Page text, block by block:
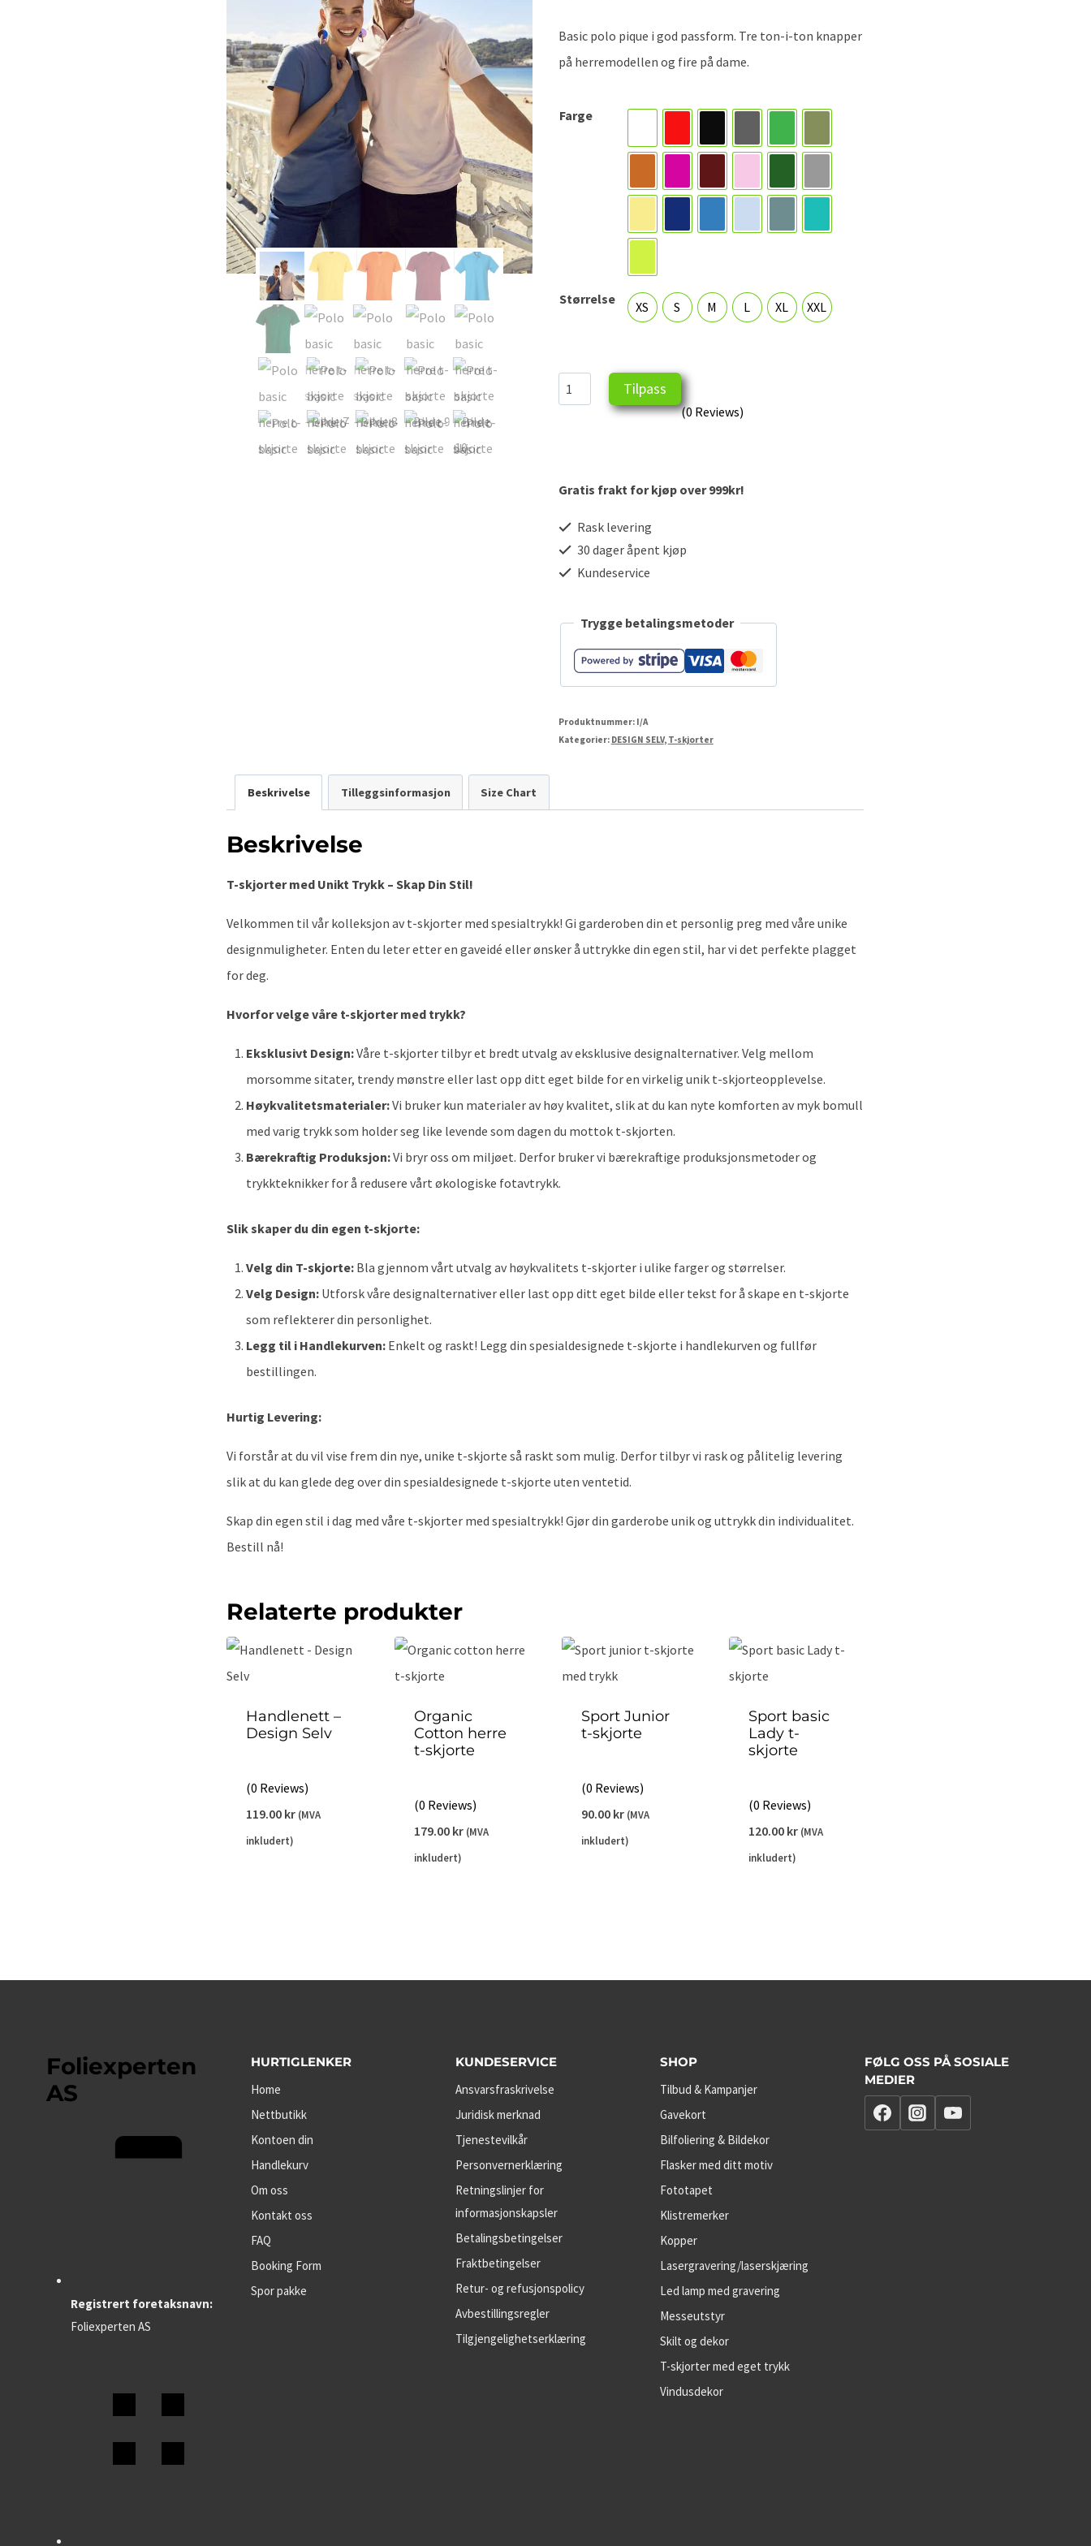
Basic polo pique i god passform. Tre ton-i-ton knapper
på herremodellen og fire på dame.
Farge
Hvit
Rød Svart AnthraciteApple greenArmy green
Blood Orange
Bright cerise
BurgundCandy PinkFlaskegrønnGrey melange
LemonNavy blåRoyal blueSoft blueSteel blue
Turkis
Visibility green
Størrelse
XS
XS
S
S
M
M
L
L
XL
XL
XXL
XXL
Polo
skjorte
Tilpass
(0 Reviews)
Gratis frakt for kjøp over 999kr!
Rask levering
30 dager åpent kjøp
Kundeservice
Trygge betalingsmetoder
Produktnummer: I/A
Kategorier: DESIGN SELV, T-skjorter
Beskrivelse Tilleggsinformasjon Size Chart
Beskrivelse
T-skjorter med Unikt Trykk – Skap Din Stil!
Velkommen til vår kolleksjon av t-skjorter med spesialtrykk! Gi garderoben din et personlig preg med våre unike
designmuligheter. Enten du leter etter en gaveidé eller ønsker å uttrykke din egen stil, har vi det perfekte plagget
for deg.
Hvorfor velge våre t-skjorter med trykk?
Eksklusivt Design:Våre t-skjorter tilbyr et bredt utvalg av eksklusive designalternativer. Velg mellom
morsomme sitater, trendy mønstre eller last opp ditt eget bilde for en virkelig unik t-skjorteopplevelse.
Høykvalitetsmaterialer:Vi bruker kun materialer av høy kvalitet, slik at du kan nyte komforten av myk bomull
med varig trykk som holder seg like levende som dagen du mottok t-skjorten.
Bærekraftig Produksjon:Vi bryr oss om miljøet. Derfor bruker vi bærekraftige produksjonsmetoder og
trykkteknikker for å redusere vårt økologiske fotavtrykk.
Slik skaper du din egen t-skjorte:
Velg din T-skjorte: Bla gjennom vårt utvalg av høykvalitets t-skjorter i ulike farger og størrelser.
Velg Design: Utforsk våre designalternativer eller last opp ditt eget bilde eller tekst for å skape en t-skjorte
som reflekterer din personlighet.
Legg til i Handlekurven: Enkelt og raskt! Legg din spesialdesignede t-skjorte i handlekurven og fullfør
bestillingen.
Hurtig Levering:
Vi forstår at du vil vise frem din nye, unike t-skjorte så raskt som mulig. Derfor tilbyr vi rask og pålitelig levering
slik at du kan glede deg over din spesialdesignede t-skjorte uten ventetid.
Skap din egen stil i dag med våre t-skjorter med spesialtrykk! Gjør din garderobe unik og uttrykk din individualitet.
Bestill nå!
Relaterte produkter
Handlenett –
Design Selv
(0 Reviews)
119.00 kr (MVA
inkludert)
Organic
Cotton herre
t-skjorte
(0 Reviews)
179.00 kr (MVA
inkludert)
Sport Junior
t-skjorte
(0 Reviews)
90.00 kr (MVA
inkludert)
Sport basic
Lady t-
skjorte
(0 Reviews)
120.00 kr (MVA
inkludert)
Foliexperten
AS
Registrert foretaksnavn:
Foliexperten AS
HURTIGLENKER
Home
Nettbutikk
Kontoen din
Handlekurv
Om oss
Kontakt oss
FAQ
Booking Form
Spor pakke
KUNDESERVICE
Ansvarsfraskrivelse
Juridisk merknad
Tjenestevilkår
Personvernerklæring
Retningslinjer for
informasjonskapsler
Betalingsbetingelser
Fraktbetingelser
Retur- og refusjonspolicy
Avbestillingsregler
Tilgjengelighetserklæring
SHOP
Tilbud & Kampanjer
Gavekort
Bilfoliering & Bildekor
Flasker med ditt motiv
Fototapet
Klistremerker
Kopper
Lasergravering/laserskjæring
Led lamp med gravering
Messeutstyr
Skilt og dekor
T-skjorter med eget trykk
Vindusdekor
FØLG OSS PÅ SOSIALE
MEDIER